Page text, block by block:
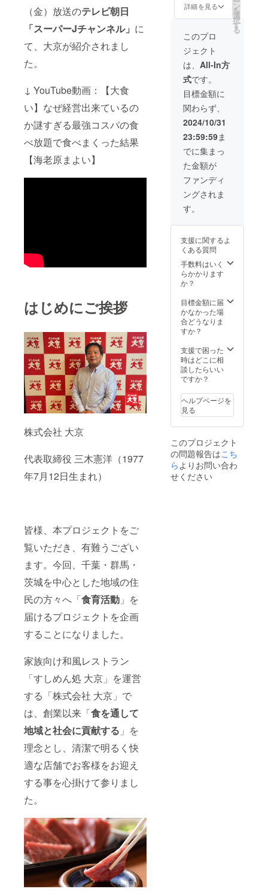
（金）放送のテレビ朝日
「スーパーJチャンネル」 に
て、大京が紹介されまし
た。
↓ YouTube動画：【大食
い】なぜ経営出来ているの
か謎すぎる最強コスパの食
べ放題で食べまくった結果
【海老原まよい】
はじめにご挨拶
株式会社 大京
代表取締役 三木憲洋（1977
年7月12日生まれ）
皆様、本プロジェクトをご
覧いただき、有難うござい
ます。今回、千葉・群馬・
茨城を中心とした地域の住
民の方々へ「食育活動 」を
届けるプロジェクトを企画
することになりました。
家族向け和風レストラン
「すしめん処 大京」を運営
する「株式会社 大京」で
は、創業以来「食を通して
地域と社会に貢献する 」を
理念とし、清潔で明るく快
適な店舗でお客様をお迎え
する事を心掛けて参りまし
た。
費や滞
ご負担
きます
・支援
者様と
の連絡
方法：
詳細は
メール
でご連
します
店（千
葉県印
酒々井
町上本
佐倉
145-1）
・支援
者様の
交通費
や滞在
費：支
援者様
の交通
費や滞
在費は
各自で
ご負担
いただ
きます
・支援
方法：
メール
でご連
絡いた
します
札をお
作りし
内に掲
載させ
ていた
だきま
す。 ・
掲載期
間：
2024年
12月1日
から1年
間掲載
・掲載
方法：
文字・
ロゴ掲
載、掲
載サイ
ズ 縦横
店舗：
ん処 大
京 酒々
井店
（千葉
井町上
本佐倉
145-1）
詳細を見る ン
を
選
択
す
る
このプロ
ジェクト
は、 All-In方
式です。
目標金額に
関わらず、
2024/10/31
23:59:59ま
でに集まっ
た金額が
ファンディ
ングされま
す。
支援に関するよ
くある質問
手数料はいく
らかかります
か？
目標金額に届
かなかった場
合どうなりま
すか？
支援で困った
時はどこに相
談したらいい
ですか？
ヘルプページを
見る
このプロジェクト
の問題報告はこち
らよりお問い合わ
せください